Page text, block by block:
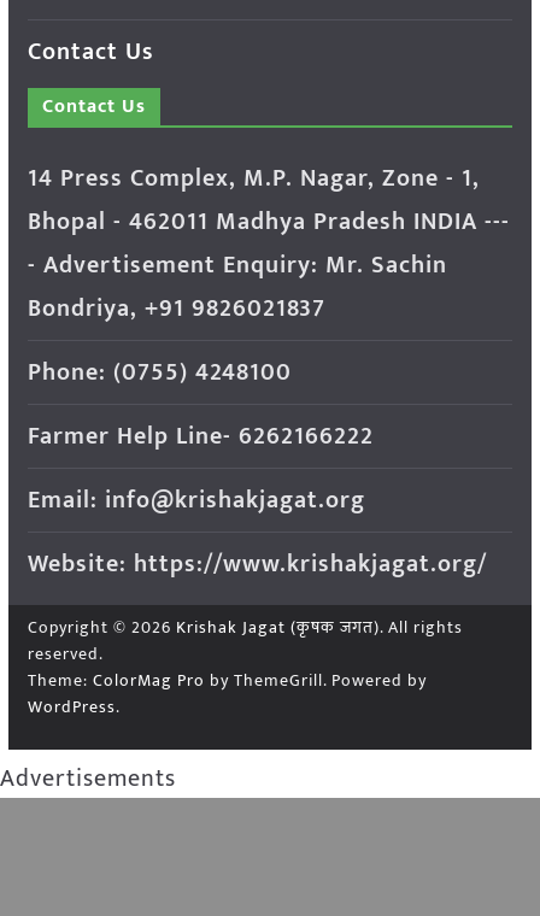
Contact Us
Contact Us
14 Press Complex, M.P. Nagar, Zone - 1,
Bhopal - 462011 Madhya Pradesh INDIA ---
- Advertisement Enquiry: Mr. Sachin
Bondriya, +91 9826021837
Phone: (0755) 4248100
Farmer Help Line- 6262166222
Email: info@krishakjagat.org
Website: https://www.krishakjagat.org/
Copyright © 2026 Krishak Jagat (कृषक जगत). All rights
reserved.
Theme: ColorMag Pro by ThemeGrill. Powered by
WordPress.
Advertisements